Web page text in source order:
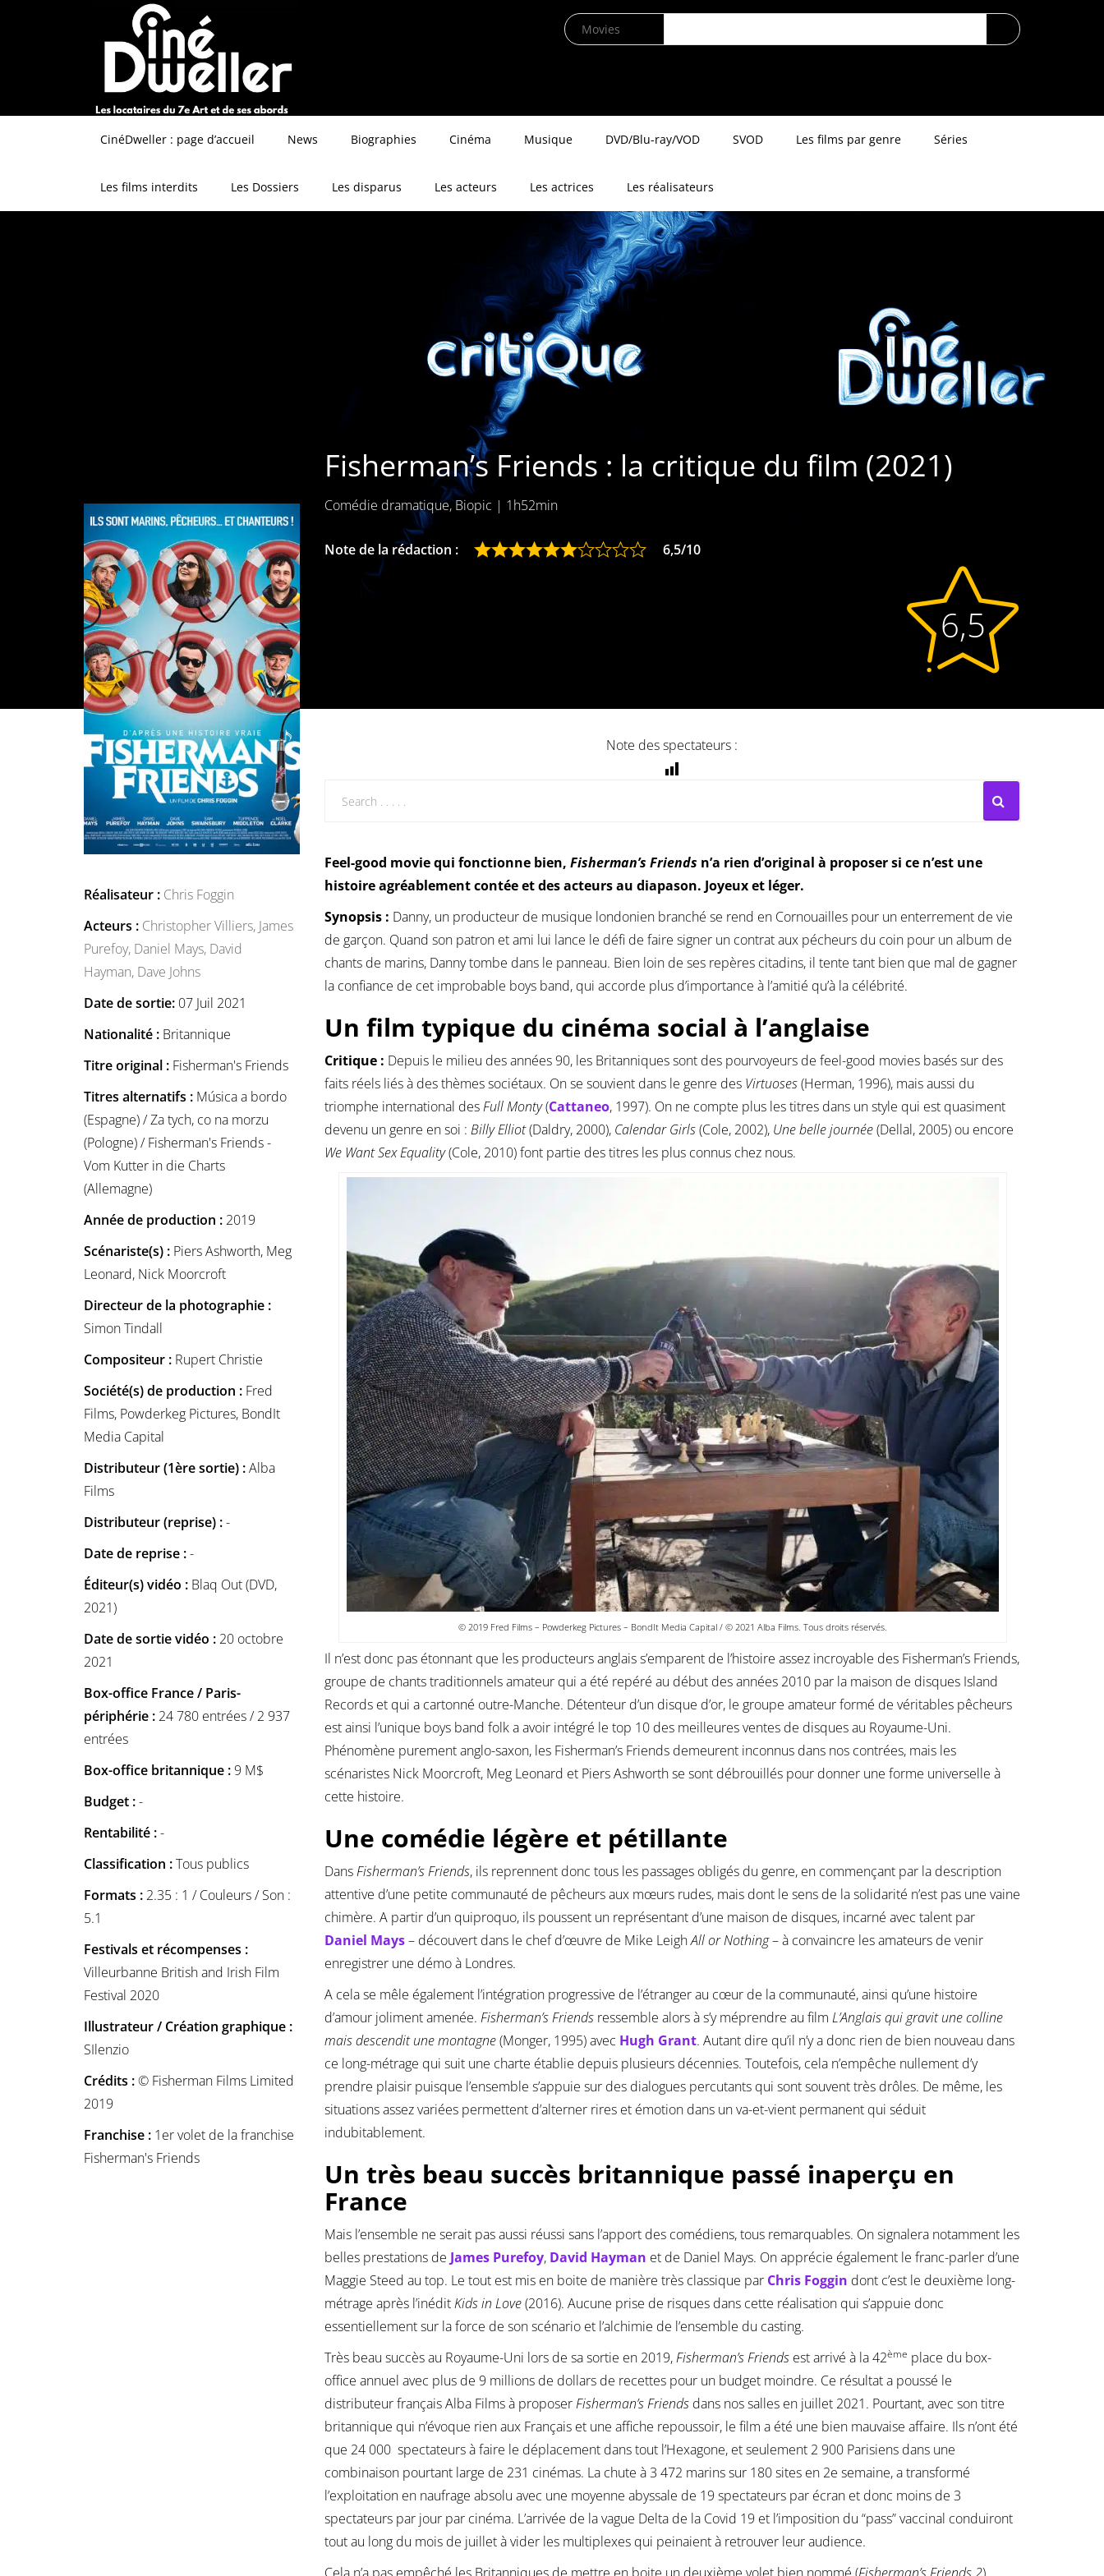
CinéDweller : page d’accueil News Biographies Cinéma Musique DVD/Blu-ray/VOD SVOD Les films par genre Séries
Les films interdits Les Dossiers Les disparus Les acteurs Les actrices Les réalisateurs
Fisherman’s Friends : la critique du film (2021)
Comédie dramatique, Biopic | 1h52min
Note de la rédaction : 6,5/10
6,5
Réalisateur : Chris Foggin
Acteurs : Christopher Villiers, James
Purefoy, Daniel Mays, David
Hayman, Dave Johns
Date de sortie: 07 Juil 2021
Nationalité : Britannique
Titre original : Fisherman's Friends
Titres alternatifs : Música a bordo
(Espagne) / Za tych, co na morzu
(Pologne) / Fisherman's Friends -
Vom Kutter in die Charts
(Allemagne)
Année de production : 2019
Scénariste(s) : Piers Ashworth, Meg
Leonard, Nick Moorcroft
Directeur de la photographie :
Simon Tindall
Compositeur : Rupert Christie
Société(s) de production : Fred
Films, Powderkeg Pictures, BondIt
Media Capital
Distributeur (1ère sortie) :Alba
Films
Distributeur (reprise) :-
Date de reprise :-
Éditeur(s) vidéo : Blaq Out (DVD,
2021)
Date de sortie vidéo : 20 octobre
2021
Box-office France / Paris-
périphérie : 24 780 entrées / 2 937
entrées
Box-office britannique :9 M$
Budget :-
Rentabilité :-
Classification :Tous publics
Formats : 2.35 : 1 / Couleurs / Son :
5.1
Festivals et récompenses :
Villeurbanne British and Irish Film
Festival 2020
Illustrateur / Création graphique :
SIlenzio
Crédits :© Fisherman Films Limited
2019
Franchise : 1er volet de la franchise
Fisherman's Friends
Note des spectateurs :
Feel-good movie qui fonctionne bien, Fisherman’s Friends n’a rien d’original à proposer si ce n’est une
histoire agréablement contée et des acteurs au diapason. Joyeux et léger.
Synopsis : Danny, un producteur de musique londonien branché se rend en Cornouailles pour un enterrement de vie
de garçon. Quand son patron et ami lui lance le défi de faire signer un contrat aux pécheurs du coin pour un album de
chants de marins, Danny tombe dans le panneau. Bien loin de ses repères citadins, il tente tant bien que mal de gagner
la confiance de cet improbable boys band, qui accorde plus d’importance à l’amitié qu’à la célébrité.
Un film typique du cinéma social à l’anglaise
Critique : Depuis le milieu des années 90, les Britanniques sont des pourvoyeurs de feel-good movies basés sur des
faits réels liés à des thèmes sociétaux. On se souvient dans le genre des Virtuoses(Herman, 1996), mais aussi du
triomphe international desFull Monty(Cattaneo, 1997). On ne compte plus les titres dans un style qui est quasiment
devenu un genre en soi : Billy Elliot(Daldry, 2000), Calendar Girls(Cole, 2002), Une belle journée(Dellal, 2005) ou encore
We Want Sex Equality(Cole, 2010) font partie des titres les plus connus chez nous.
© 2019 Fred Films – Powderkeg Pictures – BondIt Media Capital / © 2021 Alba Films. Tous droits réservés.
Il n’est donc pas étonnant que les producteurs anglais s’emparent de l’histoire assez incroyable des Fisherman’s Friends,
groupe de chants traditionnels amateur qui a été repéré au début des années 2010 par la maison de disques Island
Records et qui a cartonné outre-Manche. Détenteur d’un disque d’or, le groupe amateur formé de véritables pêcheurs
est ainsi l’unique boys band folk a avoir intégré le top 10 des meilleures ventes de disques au Royaume-Uni.
Phénomène purement anglo-saxon, les Fisherman’s Friends demeurent inconnus dans nos contrées, mais les
scénaristes Nick Moorcroft, Meg Leonard et Piers Ashworth se sont débrouillés pour donner une forme universelle à
cette histoire.
Une comédie légère et pétillante
DansFisherman’s Friends, ils reprennent donc tous les passages obligés du genre, en commençant par la description
attentive d’une petite communauté de pêcheurs aux mœurs rudes, mais dont le sens de la solidarité n’est pas une vaine
chimère. A partir d’un quiproquo, ils poussent un représentant d’une maison de disques, incarné avec talent par
Daniel Mays– découvert dans le chef d’œuvre de Mike LeighAll or Nothing– à convaincre les amateurs de venir
enregistrer une démo à Londres.
A cela se mêle également l’intégration progressive de l’étranger au cœur de la communauté, ainsi qu’une histoire
d’amour joliment amenée. Fisherman’s Friends ressemble alors à s’y méprendre au film L’Anglais qui gravit une colline
mais descendit une montagne(Monger, 1995) avec Hugh Grant. Autant dire qu’il n’y a donc rien de bien nouveau dans
ce long-métrage qui suit une charte établie depuis plusieurs décennies. Toutefois, cela n’empêche nullement d’y
prendre plaisir puisque l’ensemble s’appuie sur des dialogues percutants qui sont souvent très drôles. De même, les
situations assez variées permettent d’alterner rires et émotion dans un va-et-vient permanent qui séduit
indubitablement.
Un très beau succès britannique passé inaperçu en
France
Mais l’ensemble ne serait pas aussi réussi sans l’apport des comédiens, tous remarquables. On signalera notamment les
belles prestations de James Purefoy, David Hayman et de Daniel Mays. On apprécie également le franc-parler d’une
Maggie Steed au top. Le tout est mis en boite de manière très classique par Chris Foggin dont c’est le deuxième long-
métrage après l’inéditKids in Love(2016). Aucune prise de risques dans cette réalisation qui s’appuie donc
essentiellement sur la force de son scénario et l’alchimie de l’ensemble du casting.
Très beau succès au Royaume-Uni lors de sa sortie en 2019,Fisherman’s Friends est arrivé à la 42ème place du box-
office annuel avec plus de 9 millions de dollars de recettes pour un budget moindre. Ce résultat a poussé le
distributeur français Alba Films à proposerFisherman’s Friends dans nos salles en juillet 2021. Pourtant, avec son titre
britannique qui n’évoque rien aux Français et une affiche repoussoir, le film a été une bien mauvaise affaire. Ils n’ont été
que 24 000 spectateurs à faire le déplacement dans tout l’Hexagone, et seulement 2 900 Parisiens dans une
combinaison pourtant large de 231 cinémas. La chute à 3 472 marins sur 180 sites en 2e semaine, a transformé
l’exploitation en naufrage absolu avec une moyenne abyssale de 19 spectateurs par écran et donc moins de 3
spectateurs par jour par cinéma. L’arrivée de la vague Delta de la Covid 19 et l’imposition du “pass” vaccinal conduiront
tout au long du mois de juillet à vider les multiplexes qui peinaient à retrouver leur audience.